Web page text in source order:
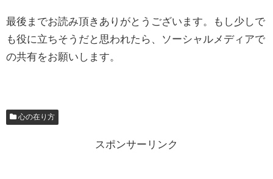
最後までお読み頂きありがとうございます。もし少しで
も役に立ちそうだと思われたら、ソーシャルメディアで
の共有をお願いします。
心の在り方
スポンサーリンク